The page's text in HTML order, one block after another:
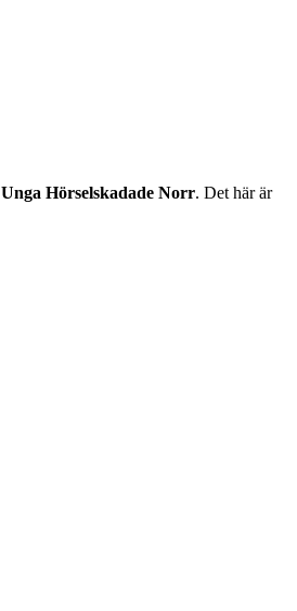
Unga Hörselskadade Norr. Det här är